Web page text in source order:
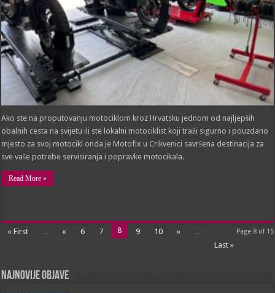
Ako ste na proputovanju motociklom kroz Hrvatsku jednom od najljepših
obalnih cesta na svijetu ili ste lokalni motociklist koji traži sigurno i pouzdano
mjesto za svoj motocikl onda je Motofix u Crikvenici savršena destinacija za
sve vaše potrebe servisiranja i popravke motocikala.
Read More »
Page 8 of 15
« First ... « 6 7 8 9 10 »
...
Last »
Najnovije objave